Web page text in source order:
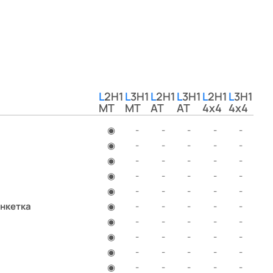
L2H1
MT
L3H1
MT
L2H1
AT
L3H1
AT
L2H1
4x4
L3H1
4x4
◉ - - - -
-
◉ - - - -
-
◉ - - - -
-
◉ - - - -
-
◉ - - - -
-
◉ - - - -
-
◉ - - - -
-
◉ - - - -
-
◉ - - - -
-
◉ - - - -
-